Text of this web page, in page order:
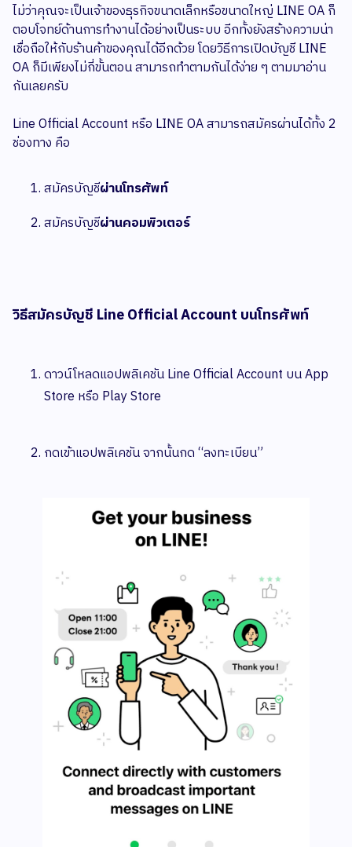
ไม่ว่าคุณจะเป็นเจ้าของธุรกิจขนาดเล็กหรือขนาดใหญ่ LINE OA ก็
ตอบโจทย์ด้านการทำงานได้อย่างเป็นระบบ อีกทั้งยังสร้างความน่า
เชื่อถือให้กับร้านค้าของคุณได้อีกด้วย โดยวิธีการเปิดบัญชี LINE
OA ก็มีเพียงไม่กี่ขั้นตอน สามารถทำตามกันได้ง่าย ๆ ตามมาอ่าน
กันเลยครับ
Line Official Account หรือ LINE OA สามารถสมัครผ่านได้ทั้ง 2
ช่องทาง คือ
สมัครบัญชีผ่านโทรศัพท์
สมัครบัญชีผ่านคอมพิวเตอร์
วิธีสมัครบัญชี Line Official Account บนโทรศัพท์
ดาวน์โหลดแอปพลิเคชัน Line Official Account บน App
Store หรือ Play Store
กดเข้าแอปพลิเคชัน จากนั้นกด “ลงทะเบียน”